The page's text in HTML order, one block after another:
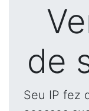
de
Seu IP fez